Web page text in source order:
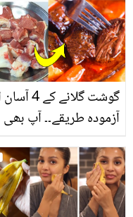
گوشت گلانے کے
آزمودہ طریقے۔۔ آپ بھی
بتائے راز